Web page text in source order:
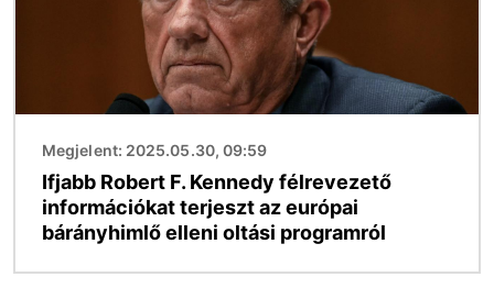
Megjelent: 2025.05.30, 09:59
Ifjabb Robert F. Kennedy félrevezető
információkat terjeszt az európai
bárányhimlő elleni oltási programról